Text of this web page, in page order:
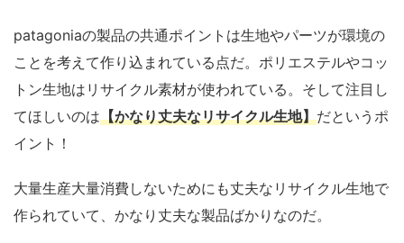
patagoniaの製品の共通ポイントは生地やパーツが環境の
ことを考えて作り込まれている点だ。ポリエステルやコッ
トン生地はリサイクル素材が使われている。そして注目し
てほしいのは【かなり丈夫なリサイクル生地】だというポ
イント！
大量生産大量消費しないためにも丈夫なリサイクル生地で
作られていて、かなり丈夫な製品ばかりなのだ。